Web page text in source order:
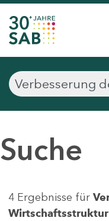
Suche
4 Ergebnisse für